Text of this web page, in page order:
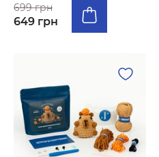
699 грн
649 грн